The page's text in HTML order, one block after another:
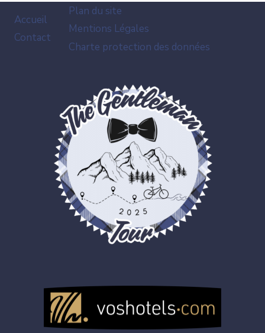
Accueil
Contact
Plan du site
Mentions Légales
Charte protection des données